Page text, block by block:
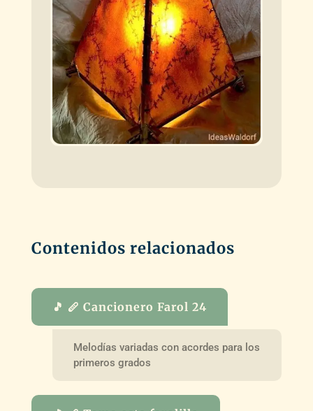
Contenidos relacionados
🎵 🪈 Cancionero Farol 24
Melodías variadas con acordes para los
primeros grados